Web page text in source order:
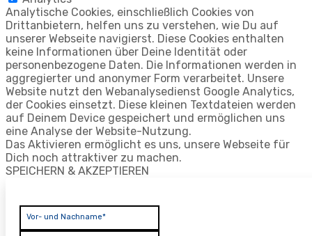
Analytische Cookies, einschließlich Cookies von
Drittanbietern, helfen uns zu verstehen, wie Du auf
unserer Webseite navigierst. Diese Cookies enthalten
keine Informationen über Deine Identität oder
personenbezogene Daten. Die Informationen werden in
aggregierter und anonymer Form verarbeitet. Unsere
Website nutzt den Webanalysedienst Google Analytics,
der Cookies einsetzt. Diese kleinen Textdateien werden
auf Deinem Device gespeichert und ermöglichen uns
eine Analyse der Website-Nutzung.
Das Aktivieren ermöglicht es uns, unsere Webseite für
Dich noch attraktiver zu machen.
SPEICHERN & AKZEPTIEREN
Vor- und Nachname*